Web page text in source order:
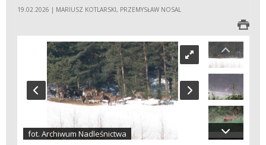
19.02.2026 | MARIUSZ KOTLARSKI, PRZEMYSŁAW NOSAL
fot. Archiwum Nadleśnictwa